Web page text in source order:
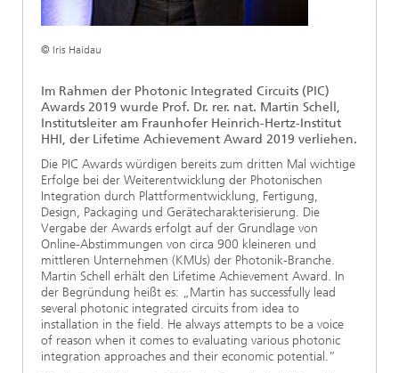
© Iris Haidau
Im Rahmen der Photonic Integrated Circuits (PIC)
Awards 2019 wurde Prof. Dr. rer. nat. Martin Schell,
Institutsleiter am Fraunhofer Heinrich-Hertz-Institut
HHI, der Lifetime Achievement Award 2019 verliehen.
Die PIC Awards würdigen bereits zum dritten Mal wichtige
Erfolge bei der Weiterentwicklung der Photonischen
Integration durch Plattformentwicklung, Fertigung,
Design, Packaging und Gerätecharakterisierung. Die
Vergabe der Awards erfolgt auf der Grundlage von
Online-Abstimmungen von circa 900 kleineren und
mittleren Unternehmen (KMUs) der Photonik-Branche.
Martin Schell erhält den Lifetime Achievement Award. In
der Begründung heißt es: „Martin has successfully lead
several photonic integrated circuits from idea to
installation in the field. He always attempts to be a voice
of reason when it comes to evaluating various photonic
integration approaches and their economic potential.”